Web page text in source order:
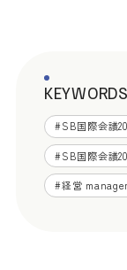
KEYWORDS
#SB国際会議
#SB国際会議
#経営